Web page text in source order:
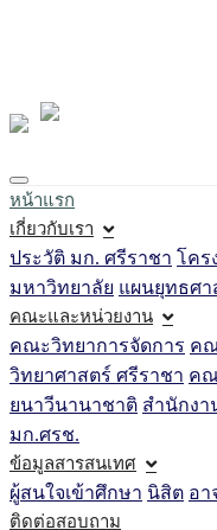
หน้าแรก
เกี่ยวกับเรา
ประวัติ มก. ศรีราชา โคร
มหาวิทยาลัย แผนยุทธศา
คณะและหน่วยงาน
คณะวิทยาการจัดการ ค
วิทยาศาสตร์ ศรีราชา คณ
ยนาวีนานาชาติ สำนักงา
มก.ศรช.
ข้อมูลสารสนเทศ
ผู้สนใจเข้าศึกษา นิสิต อา
ติดต่อสอบถาม